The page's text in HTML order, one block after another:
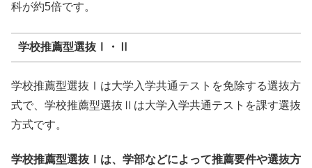
科が約5倍です。
学校推薦型選抜Ⅰ・Ⅱ
学校推薦型選抜Ⅰは大学入学共通テストを免除する選抜方
式で、学校推薦型選抜Ⅱは大学入学共通テストを課す選抜
方式です。
学校推薦型選抜Ⅰは、学部などによって推薦要件や選抜方